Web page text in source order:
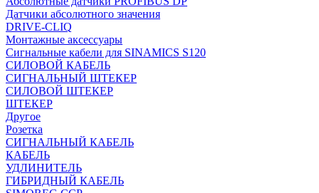
Датчики абсолютного значения
DRIVE-CLIQ
Монтажные аксессуары
Сигнальные кабели для SINAMICS S120
СИЛОВОЙ КАБЕЛЬ
СИГНАЛЬНЫЙ ШТЕКЕР
СИЛОВОЙ ШТЕКЕР
ШТЕКЕР
Другое
Розетка
СИГНАЛЬНЫЙ КАБЕЛЬ
КАБЕЛЬ
УДЛИНИТЕЛЬ
ГИБРИДНЫЙ КАБЕЛЬ